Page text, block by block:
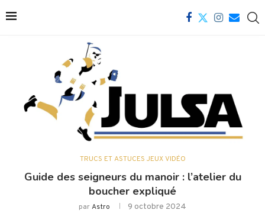
TRUCS ET ASTUCES JEUX VIDÉO
Guide des seigneurs du manoir : l’atelier du
boucher expliqué
parAstro 9 octobre 2024